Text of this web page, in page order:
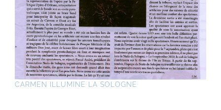
CARMEN ILLUMINE LA SOLOGNE